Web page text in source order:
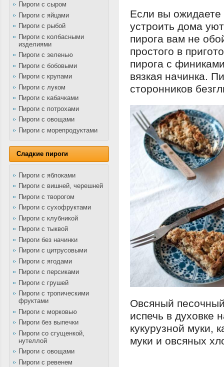
Пироги с сыром
Пироги с яйцами
Пироги с рыбой
Пироги с колбасными
изделиями
Пироги с зеленью
Пироги с бобовыми
Пироги с крупами
Пироги с луком
Пироги с кабачками
Пироги с потрохами
Пироги с овощами
Пироги с морепродуктами
Сладкие пироги
Пироги с яблоками
Пироги с вишней, черешней
Пироги с творогом
Пироги с сухофруктами
Пироги с клубникой
Пироги с тыквой
Пироги без начинки
Пироги с цитрусовыми
Пироги с ягодами
Пироги с персиками
Пироги с грушей
Пироги с тропическими
фруктами
Пироги с морковью
Пироги без выпечки
Пироги со сгущенкой,
нутеллой
Пироги с овощами
Пироги с ревенем
Если вы ожидаете
устроить дома
пирога вам не
простого в
пирога с
вязкая начинка.
сторонников
Овсяный
испечь в духовке
кукурузной муки,
муки и овсяных